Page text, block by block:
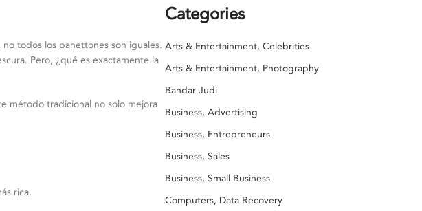
todos los panettones son iguales.
Pero, ¿qué es exactamente la
método tradicional no solo mejora
rica.
Categories
Arts & Entertainment, Celebrities
Arts & Entertainment, Photography
Bandar Judi
Business, Advertising
Business, Entrepreneurs
Business, Sales
Business, Small Business
Computers, Data Recovery